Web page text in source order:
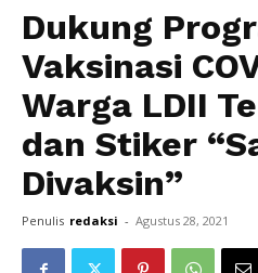
Dukung
Vaksinasi
Warga LDII
dan Stiker
Divaksin”
Penulis redaksi - Agustus 28, 2021